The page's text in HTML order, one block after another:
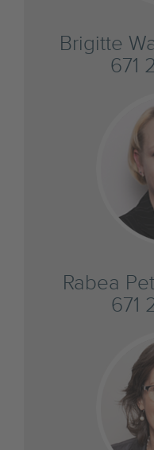
Brigitte
671
Rabea
671